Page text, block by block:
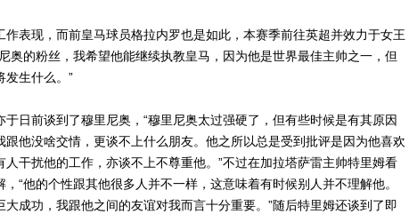
现，而前皇马球员格拉内罗也是如此，本赛季前往英超并效力于女王
奥的粉丝，我希望他能继续执教皇马，因为他是世界最佳主帅之一，但
发生什么。”
前谈到了穆里尼奥，“穆里尼奥太过强硬了，但有些时候是有其原因
跟他没啥交情，更谈不上什么朋友。他之所以总是受到批评是因为他喜欢
干扰他的工作，亦谈不上不尊重他。”不过在加拉塔萨雷主帅特里姆看
“他的个性跟其他很多人并不一样，这意味着有时候别人并不理解他。
成功，我跟他之间的友谊对我而言十分重要。”随后特里姆还谈到了即